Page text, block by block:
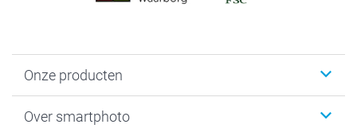
Onze producten
Fotoboeken
Over smartphoto